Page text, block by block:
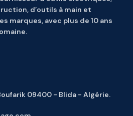
d’outils à main et
marques, avec plus de 10 ans
09400 - Blida - Algérie.